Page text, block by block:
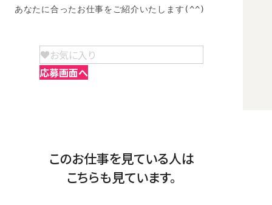
あなたに合ったお仕事をご紹介いたします(^^)
お気に入り
応募画面へ
このお仕事を見ている人は
こちらも見ています。